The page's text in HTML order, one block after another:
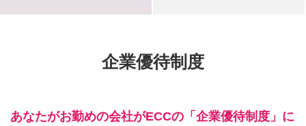
企業優待制度
あなたがお勤めの会社がECCの「企業優待制度」に